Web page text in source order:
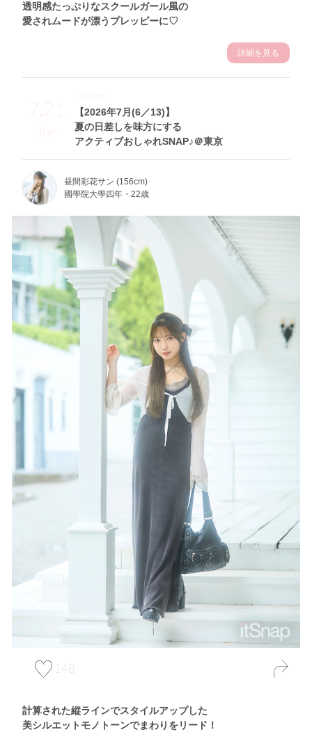
透明感たっぷりなスクールガール風の
愛されムードが漂うプレッピーに♡
詳細を見る
7.21
Tue
【2026年7月(6／13)】
夏の日差しを味方にする
アクティブおしゃれSNAP♪＠東京
Theme
昼間彩花サン (156cm)
國學院大學四年・22歳
148
計算された縦ラインでスタイルアップした
美シルエットモノトーンでまわりをリード！